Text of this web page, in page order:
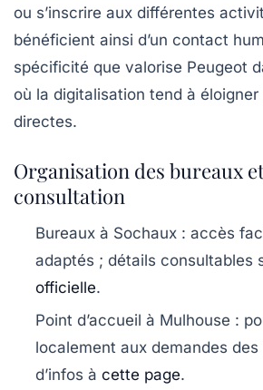
ou s’inscrire aux différentes
bénéficient ainsi d’un contact
spécificité que valorise Peugeot
où la digitalisation tend à
directes.
Organisation des bureaux
consultation
Bureaux à Sochaux : accès
adaptés ; détails consultables
officielle.
Point d’accueil à Mulhouse :
localement aux demandes des
d’infos à cette page.